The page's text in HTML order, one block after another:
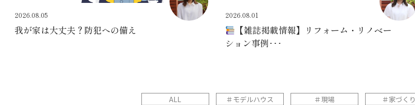
2026.08.05
我が家は大丈夫？防犯への備え
2026.08.01
【雑誌掲載情報】リフォーム・リノベー
ション事例･･･
ALL ＃モデルハウス ＃現場 ＃家づくり